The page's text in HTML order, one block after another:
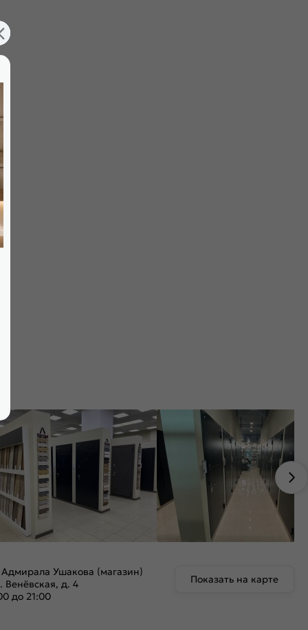
Адмирала Ушакова (магазин)
Венёвская, д. 4
до 21:00
Показать на карте